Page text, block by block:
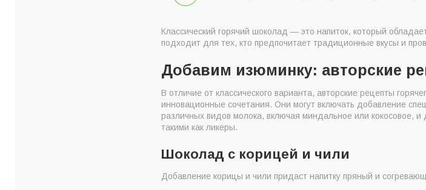
Классический горячий шоколад — это напиток, который
подходит для тех, кто предпочитает традиционные вкусы и
Добавим изюминку: авторские
В отличие от классического варианта, авторские рецепты
инновационные сочетания. Они могут включать добавление
различных видов молока, включая миндальное или кокосовое,
такими как ликеры.
Шоколад с корицей и чили
Добавление корицы и чили придаст напитку пряный и